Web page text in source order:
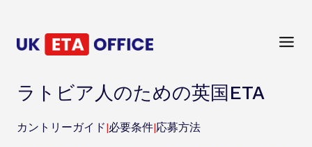
ラトビア人のための英国ETA
カントリーガイド|必要条件|応募方法